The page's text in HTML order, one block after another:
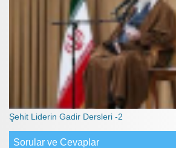
Şehit Liderin Gadir Dersleri -2
Sorular ve Cevaplar